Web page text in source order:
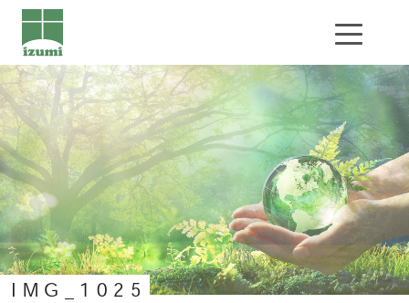
エクステリア工事
基礎工事
企業情報
会社概要
導入設備
IMG_1025